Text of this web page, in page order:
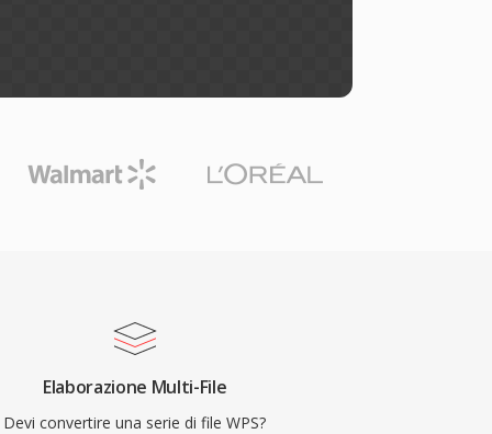
Elaborazione Multi-File
Devi convertire una serie di file WPS?